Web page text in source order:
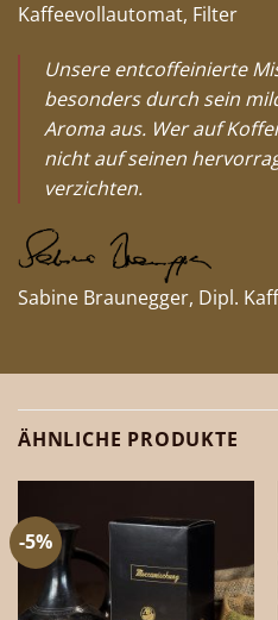
Kaffeevollautomat, Filter
Unsere entcoffeinierte
besonders durch sein
Aroma aus. Wer auf
nicht auf seinen
verzichten.
Sabine Braunegger, Dipl.
ÄHNLICHE PRODUKTE
-5%